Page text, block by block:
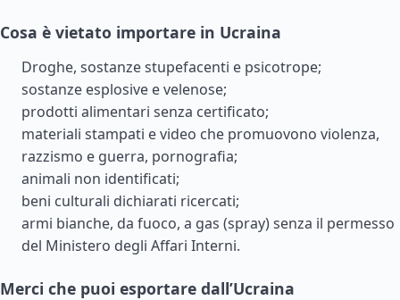
Cosa è vietato importare in Ucraina
Droghe, sostanze stupefacenti e psicotrope;
sostanze esplosive e velenose;
prodotti alimentari senza certificato;
materiali stampati e video che promuovono violenza,
razzismo e guerra, pornografia;
animali non identificati;
beni culturali dichiarati ricercati;
armi bianche, da fuoco, a gas (spray) senza il permesso
del Ministero degli Affari Interni.
Merci che puoi esportare dall’Ucraina